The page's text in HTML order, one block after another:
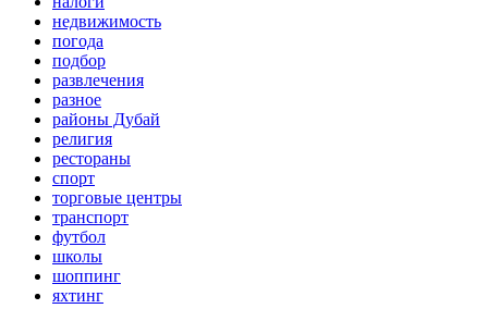
недвижимость
погода
подбор
развлечения
разное
районы Дубай
религия
рестораны
спорт
торговые центры
транспорт
футбол
школы
шоппинг
яхтинг